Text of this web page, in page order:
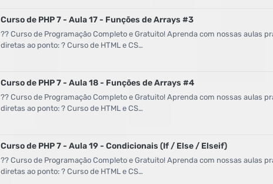
Curso de PHP 7 - Aula 17 - Funções de Arrays #3
?? Curso de Programação Completo e Gratuito! Aprenda com nossas aulas
diretas ao ponto: ? Curso de HTML e CS…
Curso de PHP 7 - Aula 18 - Funções de Arrays #4
?? Curso de Programação Completo e Gratuito! Aprenda com nossas aulas
diretas ao ponto: ? Curso de HTML e CS…
Curso de PHP 7 - Aula 19 - Condicionais (If / Else / Elseif)
?? Curso de Programação Completo e Gratuito! Aprenda com nossas aulas
diretas ao ponto: ? Curso de HTML e CS…